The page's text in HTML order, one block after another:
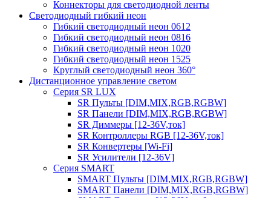
Коннекторы для светодиодной ленты
Светодиодный гибкий неон
Гибкий светодиодный неон 0612
Гибкий светодиодный неон 0816
Гибкий светодиодный неон 1020
Гибкий светодиодный неон 1525
Круглый светодиодный неон 360°
Дистанционное управление светом
Серия SR LUX
SR Пульты [DIM,MIX,RGB,RGBW]
SR Панели [DIM,MIX,RGB,RGBW]
SR Диммеры [12-36V,ток]
SR Контроллеры RGB [12-36V,ток]
SR Конвертеры [Wi-Fi]
SR Усилители [12-36V]
Серия SMART
SMART Пульты [DIM,MIX,RGB,RGBW]
SMART Панели [DIM,MIX,RGB,RGBW]